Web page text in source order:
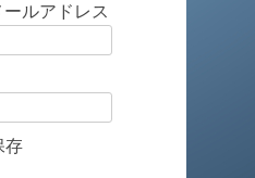
ルアドレス
存